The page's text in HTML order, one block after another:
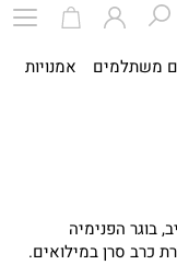
משתלמים אמנויות
בוגר הפנימיה
כרב סרן במילואים.